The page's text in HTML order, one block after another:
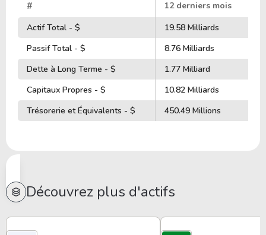
#
12 derniers mois
Actif Total - $
19.58 Milliards
Passif Total - $
8.76 Milliards
Dette à Long Terme - $
1.77 Milliard
Capitaux Propres - $
10.82 Milliards
Trésorerie et Équivalents - $
450.49 Millions
Découvrez plus d'actifs